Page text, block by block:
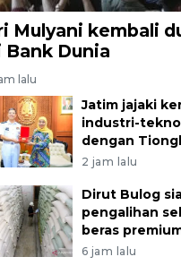
Mulyani kembali
Bank Dunia
lalu
Jatim jajaki
industri-
dengan
2 jam lalu
Dirut Bulog
pengalihan
beras
6 jam lalu